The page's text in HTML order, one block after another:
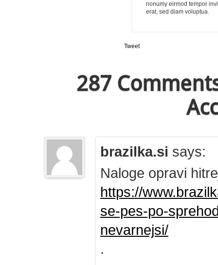
nonumy eirmod tempor
erat, sed diam voluptua.
Tweet
287
brazilka.si says:
Naloge opravi
https://
se-pes-po-
nevarnejsi/
.